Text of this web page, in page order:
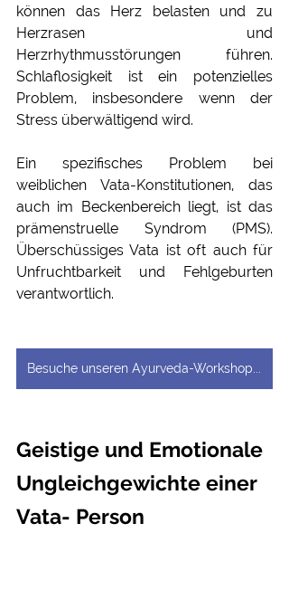
können das Herz belasten und zu
Herzrasen und
Herzrhythmusstörungen führen.
Schlaflosigkeit ist ein potenzielles
Problem, insbesondere wenn der
Stress überwältigend wird.
Ein spezifisches Problem bei
weiblichen Vata-Konstitutionen, das
auch im Beckenbereich liegt, ist das
prämenstruelle Syndrom (PMS).
Überschüssiges Vata ist oft auch für
Unfruchtbarkeit und Fehlgeburten
verantwortlich.
Besuche unseren Ayurveda-Workshop oder Pranayama-Trainings
Geistige und Emotionale
Ungleichgewichte einer
Vata- Person